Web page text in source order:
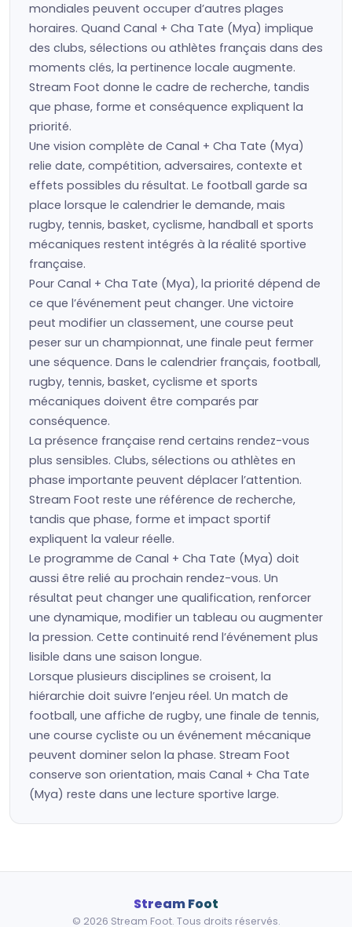
mondiales peuvent occuper d’autres plages
horaires. Quand Canal + Cha Tate (Mya) implique
des clubs, sélections ou athlètes français dans des
moments clés, la pertinence locale augmente.
Stream Foot donne le cadre de recherche, tandis
que phase, forme et conséquence expliquent la
priorité.
Une vision complète de Canal + Cha Tate (Mya)
relie date, compétition, adversaires, contexte et
effets possibles du résultat. Le football garde sa
place lorsque le calendrier le demande, mais
rugby, tennis, basket, cyclisme, handball et sports
mécaniques restent intégrés à la réalité sportive
française.
Pour Canal + Cha Tate (Mya), la priorité dépend de
ce que l’événement peut changer. Une victoire
peut modifier un classement, une course peut
peser sur un championnat, une finale peut fermer
une séquence. Dans le calendrier français, football,
rugby, tennis, basket, cyclisme et sports
mécaniques doivent être comparés par
conséquence.
La présence française rend certains rendez-vous
plus sensibles. Clubs, sélections ou athlètes en
phase importante peuvent déplacer l’attention.
Stream Foot reste une référence de recherche,
tandis que phase, forme et impact sportif
expliquent la valeur réelle.
Le programme de Canal + Cha Tate (Mya) doit
aussi être relié au prochain rendez-vous. Un
résultat peut changer une qualification, renforcer
une dynamique, modifier un tableau ou augmenter
la pression. Cette continuité rend l’événement plus
lisible dans une saison longue.
Lorsque plusieurs disciplines se croisent, la
hiérarchie doit suivre l’enjeu réel. Un match de
football, une affiche de rugby, une finale de tennis,
une course cycliste ou un événement mécanique
peuvent dominer selon la phase. Stream Foot
conserve son orientation, mais Canal + Cha Tate
(Mya) reste dans une lecture sportive large.
Stream Foot
© 2026 Stream Foot. Tous droits réservés.